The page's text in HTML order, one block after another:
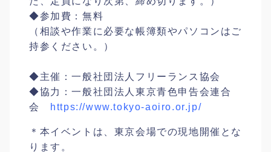
◆参加費：無料
（相談や作業に必要な帳簿類やパソコンはご
持参ください。）
◆主催：一般社団法人フリーランス協会
◆協力：一般社団法人東京青色申告会連合
会
https://www.tokyo-aoiro.or.jp/
＊本イベントは、東京会場での現地開催とな
ります。